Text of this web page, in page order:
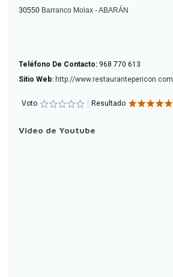
30550 Barranco Molax - ABARÁN
Teléfono De Contacto: 968 770 613
Sitio Web: http://www.restaurantepericon.com
Voto Resultado
Video de Youtube